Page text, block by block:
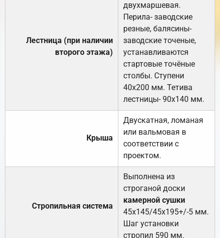
Лестница (при наличии
второго этажа)
двухмаршевая.
Перила- заводские
резные, балясины-
заводские точеные,
устанавливаются
стартовые точёные
столбы. Ступени
40х200 мм. Тетива
лестницы- 90х140 мм.
Крыша
Двускатная, ломаная
или вальмовая в
соответствии с
проектом.
Стропильная система
Выполнена из
строганой доски
камерной сушки
45х145/45х195+/-5 мм.
Шаг установки
стропил 590 мм.